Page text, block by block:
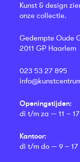
Kunst & design
onze collectie.
Gedempte Oude
2011 GP Haarlem
023 53 27 895
Openingstijden:
di t/m za — 11 –
Kantoor:
di t/m do — 9 – 17